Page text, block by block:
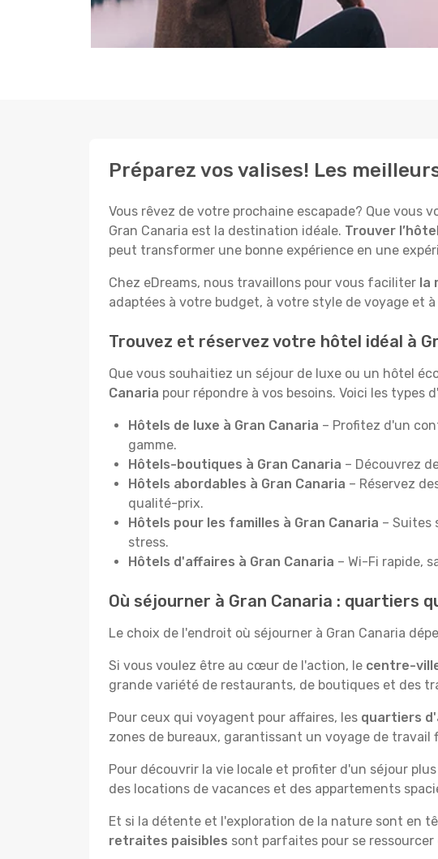
Préparez vos valises! Les
Vous rêvez de votre prochaine escapade? Que vous
Gran Canaria est la destination idéale. Trouver
peut transformer une bonne expérience en une
Chez eDreams, nous travaillons pour vous faciliter la
adaptées à votre budget, à votre style de voyage et
Trouvez et réservez votre hôtel idéal à
Que vous souhaitiez un séjour de luxe ou un hôtel
Canaria pour répondre à vos besoins. Voici les types
Hôtels de luxe à Gran Canaria – Profitez d'un
gamme.
Hôtels-boutiques à Gran Canaria – Découvrez
Hôtels abordables à Gran Canaria – Réservez
qualité-prix.
Hôtels pour les familles à Gran Canaria – Suites
stress.
Hôtels d'affaires à Gran Canaria – Wi-Fi rapide,
Où séjourner à Gran Canaria : quartiers
Le choix de l'endroit où séjourner à Gran Canaria
Si vous voulez être au cœur de l'action, le centre-
grande variété de restaurants, de boutiques et des
Pour ceux qui voyagent pour affaires, les quartiers
zones de bureaux, garantissant un voyage de travail
Pour découvrir la vie locale et profiter d'un séjour
des locations de vacances et des appartements
Et si la détente et l'exploration de la nature sont en
retraites paisibles sont parfaites pour se